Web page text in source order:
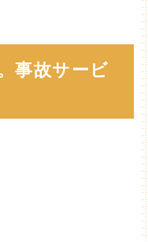
事故サービ